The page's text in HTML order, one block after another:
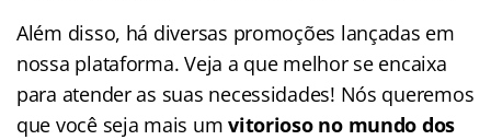
Além disso, há diversas promoções lançadas em
nossa plataforma. Veja a que melhor se encaixa
para atender as suas necessidades! Nós queremos
que você seja mais umvitorioso no mundo dos